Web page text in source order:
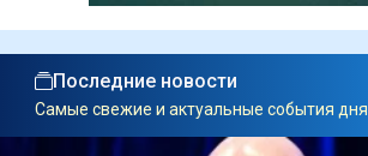
Последние новости
Самые свежие и актуальные события дня